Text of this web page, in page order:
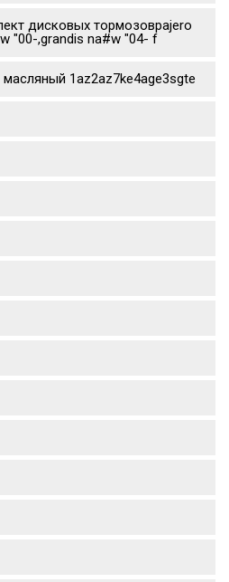
дисковых тормозовpajero
"00-,grandis na#w "04- f
1az2az7ke4age3sgte